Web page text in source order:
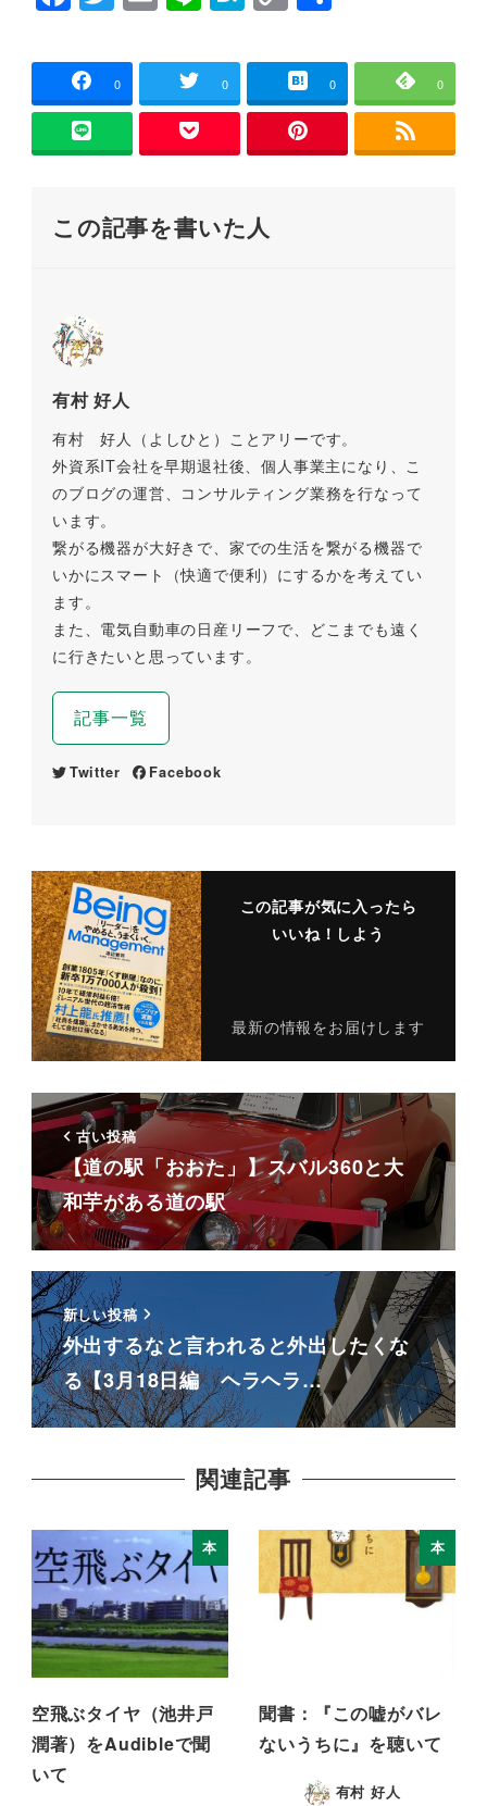
で
す
c
e
b
o
k
tt
er
ai
l
e e
n
p
y
Li
n
0 0 0 0
この記事を書いた人
有村 好人
有村 好人（よしひと）ことアリーです。
外資系IT会社を早期退社後、個人事業主になり、こ
のブログの運営、コンサルティング業務を行なって
います。
繋がる機器が大好きで、家での生活を繋がる機器で
いかにスマート（快適で便利）にするかを考えてい
ます。
また、電気自動車の日産リーフで、どこまでも遠く
に行きたいと思っています。
記事一覧
Twitter Facebook
この記事が気に入ったら
いいね！しよう
最新の情報をお届けします
古い投稿
【道の駅「おおた」】スバル360と大
和芋がある道の駅
新しい投稿
外出するなと言われると外出したくな
る【3月18日編 ヘラヘラ…
関連記事
本
空飛ぶタイヤ（池井戸
潤著）をAudibleで聞
いて
本
聞書：『この嘘がバレ
ないうちに』を聴いて
有村 好人